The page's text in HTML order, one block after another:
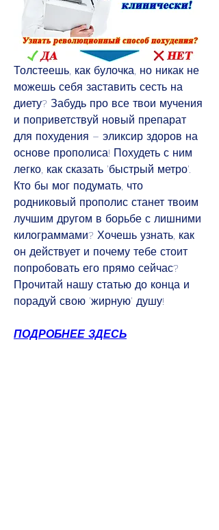
Толстеешь, как булочка, но никак не
можешь себя заставить сесть на
диету? Забудь про все твои мучения
и поприветствуй новый препарат
для похудения – эликсир здоров на
основе прополиса! Похудеть с ним
легко, как сказать 'быстрый метро'.
Кто бы мог подумать, что
родниковый прополис станет твоим
лучшим другом в борьбе с лишними
килограммами? Хочешь узнать, как
он действует и почему тебе стоит
попробовать его прямо сейчас?
Прочитай нашу статью до конца и
порадуй свою 'жирную' душу!
ПОДРОБНЕЕ ЗДЕСЬ